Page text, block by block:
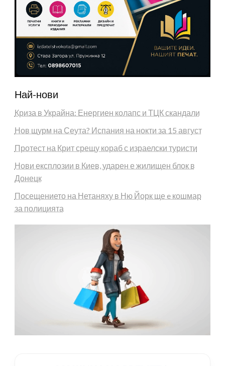
Най-нови
Криза в Украйна: Енергиен колапс и ТЦК скандали
Нов щурм на Сеута? Испания на нокти за 15 август
Протест на Крит срещу кораб с израелски туристи
Нови експлозии в Киев, ударен е жилищен блок в
Донецк
Посещението на Нетаняху в Ню Йорк ще e кошмар
за полицията